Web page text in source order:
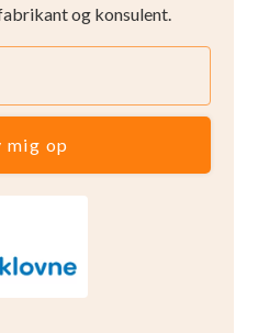
og konsulent.
mig op